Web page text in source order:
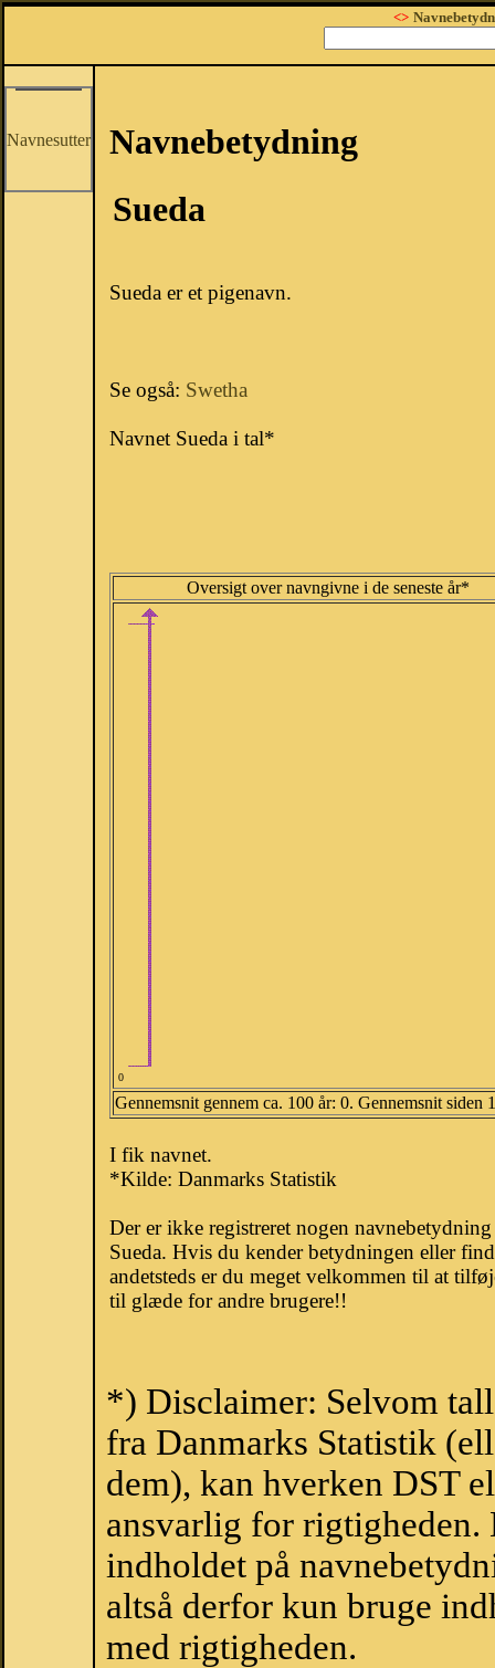
<>
Navnesutter
Navnebetydning
Sueda
Sueda er et pigenavn.
Se også: Swetha
Navnet Sueda i tal*
Oversigt over navngivne i de seneste år*
0
Gennemsnit gennem ca. 100 år: 0. Gennemsnit siden
I fik navnet.
*Kilde: Danmarks Statistik
Der er ikke registreret nogen
Sueda. Hvis du kender betydningen eller
andetsteds er du meget velkommen til at
til glæde for andre brugere!!
*) Disclaimer: Selvom
fra Danmarks Statistik
dem), kan hverken DST
ansvarlig for
indholdet på
altså derfor kun bruge
med rigtigheden.